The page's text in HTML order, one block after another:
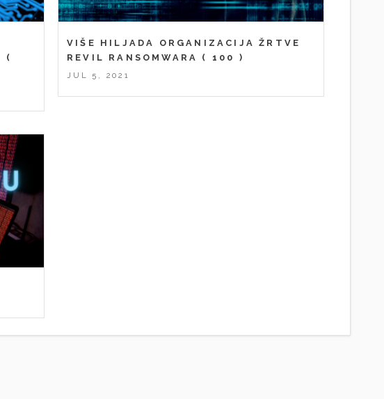
(
VIŠE HILJADA ORGANIZACIJA ŽRTVE
REVIL RANSOMWARA
( 100 )
JUL 5, 2021